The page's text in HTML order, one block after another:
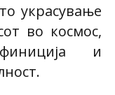
украсување
во космос,
и